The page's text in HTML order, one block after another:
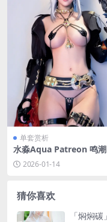
单套赏析
水淼Aqua Patreon 鸣潮
莉娜自拍[29P-42.9M]
2026-01-14
猜你喜欢
「焖焖